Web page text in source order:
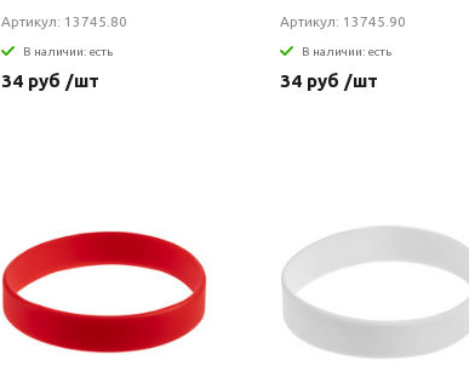
Артикул: 13745.80
В наличии: есть
34 руб /шт
Артикул: 13745.90
В наличии: есть
34 руб /шт